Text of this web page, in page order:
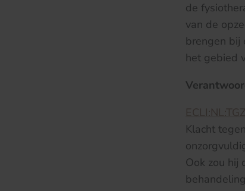
de
van de
brengen bij
het gebied
Klacht
Ook zou hij